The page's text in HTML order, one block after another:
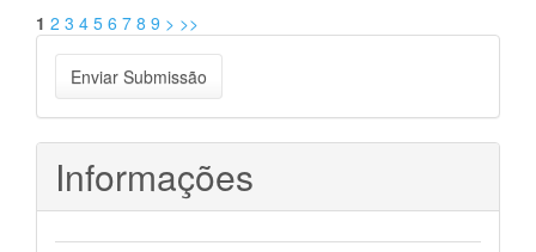
1 2 3 4 5 6 7 8 9 > >>
Enviar
Submissão
Enviar Submissão
Informações